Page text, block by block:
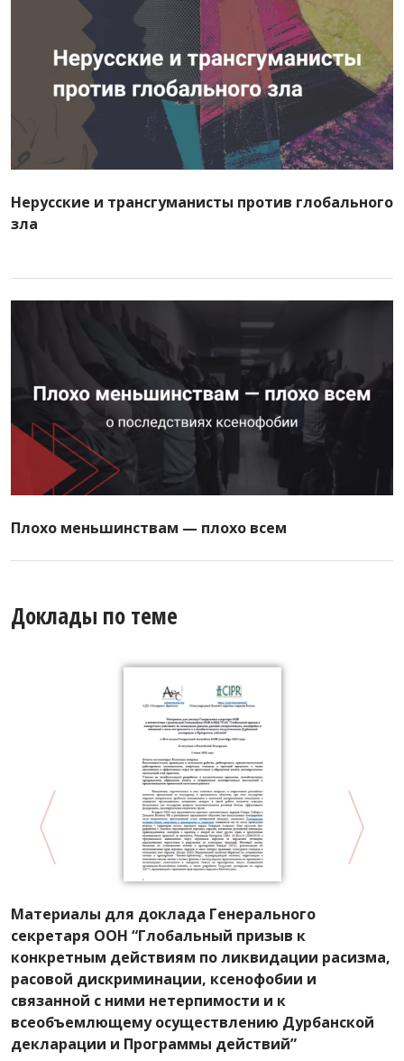
Нерусские и трансгуманисты против глобального
зла
Плохо меньшинствам — плохо всем
Доклады по теме
Материалы для доклада Генерального
секретаря ООН “Глобальный призыв к
конкретным действиям по ликвидации расизма,
расовой дискриминации, ксенофобии и
связанной с ними нетерпимости и к
всеобъемлющему осуществлению Дурбанской
декларации и Программы действий”